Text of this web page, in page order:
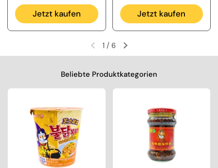
Jetzt kaufen Jetzt kaufen
Vorherige FolieNächste Folie
1 / 6
Beliebte Produktkategorien